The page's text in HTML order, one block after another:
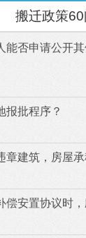
搬迁政策60
能否申请公开
报批程序？
章建筑，房屋
偿安置协议时